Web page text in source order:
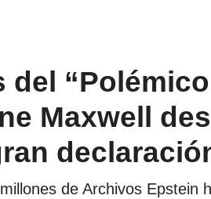
del
Maxwell
de Archivos Epstein